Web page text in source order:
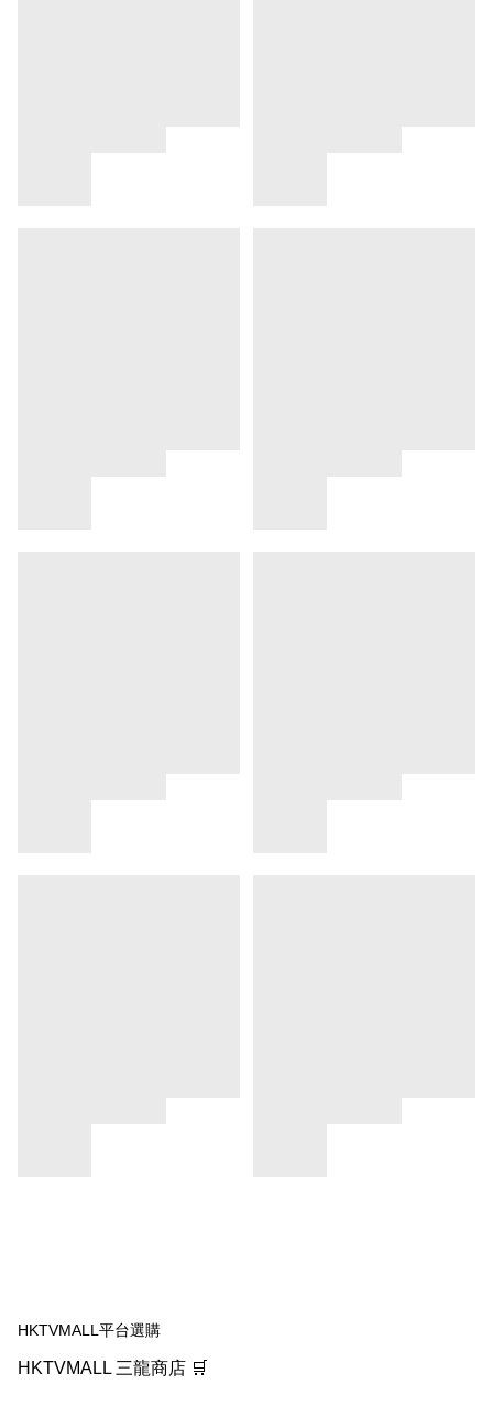
HKTVMALL平台選購
HKTVMALL 三龍商店 🛒